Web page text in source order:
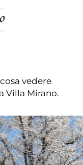
vedere
Villa Mirano.